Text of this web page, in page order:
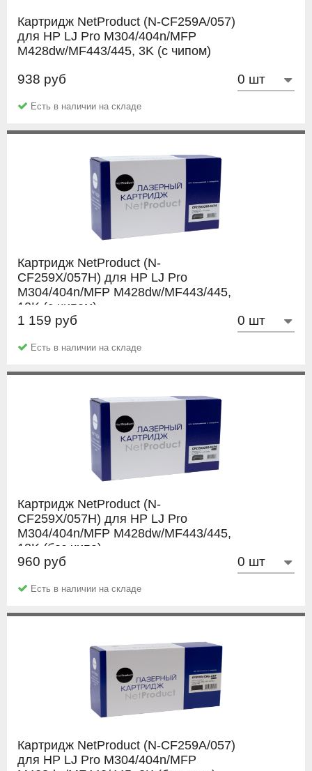
Картридж NetProduct (N-CF259A/057)
для HP LJ Pro M304/404n/MFP
M428dw/MF443/445, 3K (с чипом)
NetProduct
938 руб
Есть в наличии на складе
Картридж NetProduct (N-
CF259X/057H) для HP LJ Pro
M304/404n/MFP M428dw/MF443/445,
10K (с чипом)
1 159 руб
Есть в наличии на складе
Картридж NetProduct (N-
CF259X/057H) для HP LJ Pro
M304/404n/MFP M428dw/MF443/445,
10K (без чипа)
960 руб
Есть в наличии на складе
Картридж NetProduct (N-CF259A/057)
для HP LJ Pro M304/404n/MFP